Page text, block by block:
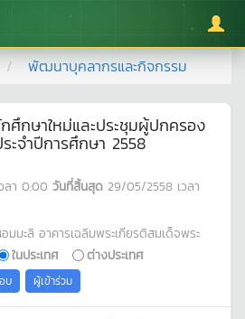
พัฒนาบุคลากรและกิจกรรม
ศึกษาใหม่และประชุมผู้ปกครอง
ะจำปีการศึกษา 2558
ลา 0:00 วันที่สิ้นสุด 29/05/2558 เวลา
มมะลิ อาคารเฉลิมพระเกียรติสมเด็จพระ
ในประเทศ ต่างประเทศ
บ ผู้เข้าร่วม